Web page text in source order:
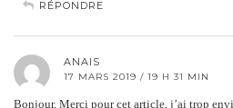
RÉPONDRE
ANAIS
17 MARS 2019 / 19 H 31 MIN
Bonjour, Merci pour cet article, j’ai trop